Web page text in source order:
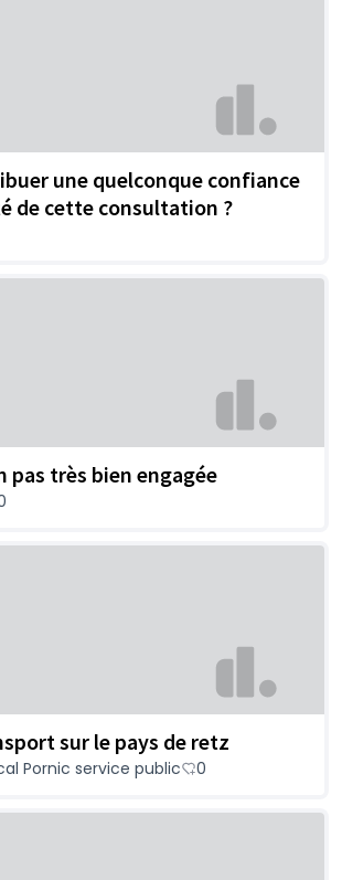
une quelconque confiance
de cette consultation ?
pas très bien engagée
sur le pays de retz
Pornic service public 0